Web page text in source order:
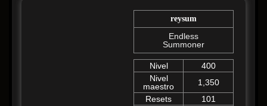
reysum
Endless
Summoner
Nivel
400
Nivel
maestro
1,350
Resets
101